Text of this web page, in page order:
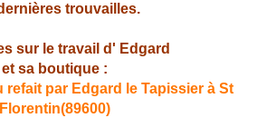
trouvailles.
sur le travail d' Edgard
et sa boutique :
refait par Edgard le Tapissier à St
Florentin(89600)